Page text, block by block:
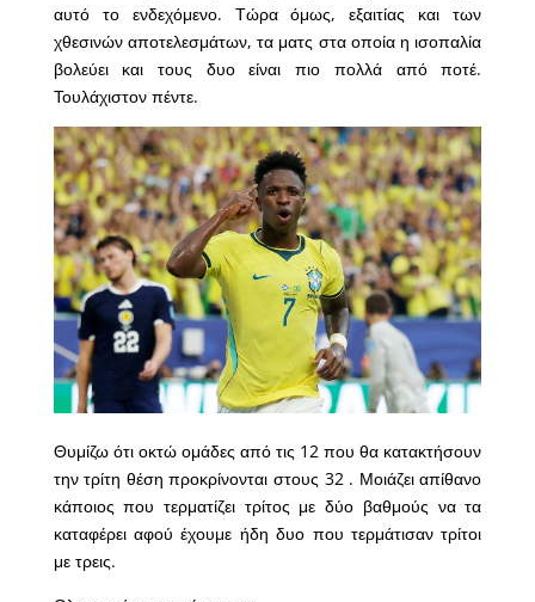
αυτό το ενδεχόμενο. Τώρα όμως, εξαιτίας και των
χθεσινών αποτελεσμάτων, τα ματς στα οποία η ισοπαλία
βολεύει και τους δυο είναι πιο πολλά από ποτέ.
Τουλάχιστον πέντε.
Θυμίζω ότι οκτώ ομάδες από τις 12 που θα κατακτήσουν
την τρίτη θέση προκρίνονται στους 32 . Μοιάζει απίθανο
κάποιος που τερματίζει τρίτος με δύο βαθμούς να τα
καταφέρει αφού έχουμε ήδη δυο που τερμάτισαν τρίτοι
με τρεις.